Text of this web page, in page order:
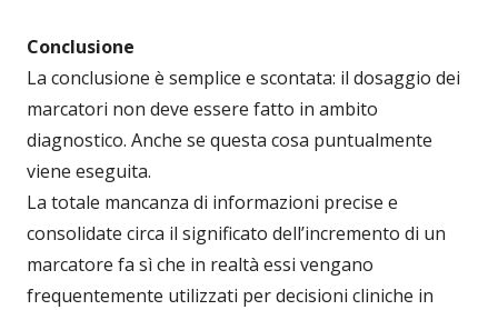
Conclusione
La conclusione è semplice e scontata: il dosaggio dei
marcatori non deve essere fatto in ambito
diagnostico. Anche se questa cosa puntualmente
viene eseguita.
La totale mancanza di informazioni precise e
consolidate circa il significato dell’incremento di un
marcatore fa sì che in realtà essi vengano
frequentemente utilizzati per decisioni cliniche in